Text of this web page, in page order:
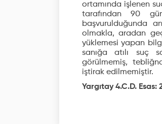
ortamında işlenen
tarafından 90
başvurulduğunda
olmakla, aradan
yüklemesi yapan
sanığa atılı suç
görülmemiş,
iştirak edilmemiştir.
Yargıtay 4.C.D.